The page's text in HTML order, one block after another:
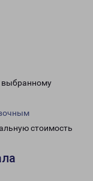
выбранному
стоимость